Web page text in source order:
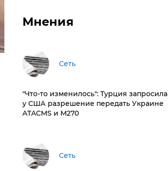
Мнения
Сеть
​"Что-то изменилось": Турция запросила
у США разрешение передать Украине
ATACMS и M270
Сеть